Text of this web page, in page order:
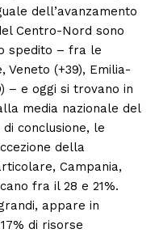
dell’avanzamento
Centro-Nord sono
spedito – fra le
Veneto (+39), Emilia-
– e oggi si trovano in
media nazionale del
conclusione, le
della
Campania,
fra il 28 e 21%.
appare in
di risorse